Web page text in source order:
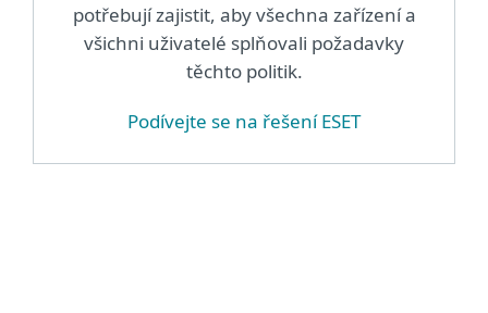
potřebují zajistit, aby všechna zařízení a
všichni uživatelé splňovali požadavky
těchto politik.
Podívejte se na řešení ESET